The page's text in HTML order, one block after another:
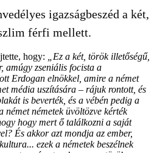
igazságbeszéd a két,
férfi mellett.
hogy:
„Ez a két, török illetőségű,
amúgy zseniális focista a
Erdogan elnökkel, amire a német
média uszítására – rájuk rontott, és
is beverték, és a vébén pedig a
német németek üvöltözve kérték
hogy mert ő találkozni a saját
És akkor azt mondja az ember,
ezek a németek beszélnek